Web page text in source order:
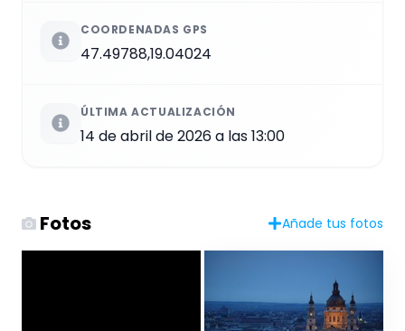
COORDENADAS GPS
47.49788,19.04024
ÚLTIMA ACTUALIZACIÓN
14 de abril de 2026 a las 13:00
Fotos Añade tus fotos